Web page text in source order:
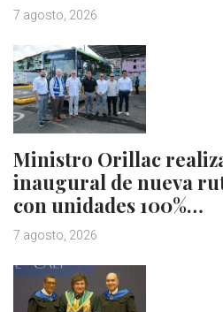
7 agosto, 2026
Ministro Orillac
inaugural de nueva
con unidades 100%…
7 agosto, 2026